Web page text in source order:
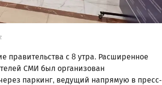
правительства с 8 утра. Расширенное
СМИ был организован
паркинг, ведущий напрямую в пресс-